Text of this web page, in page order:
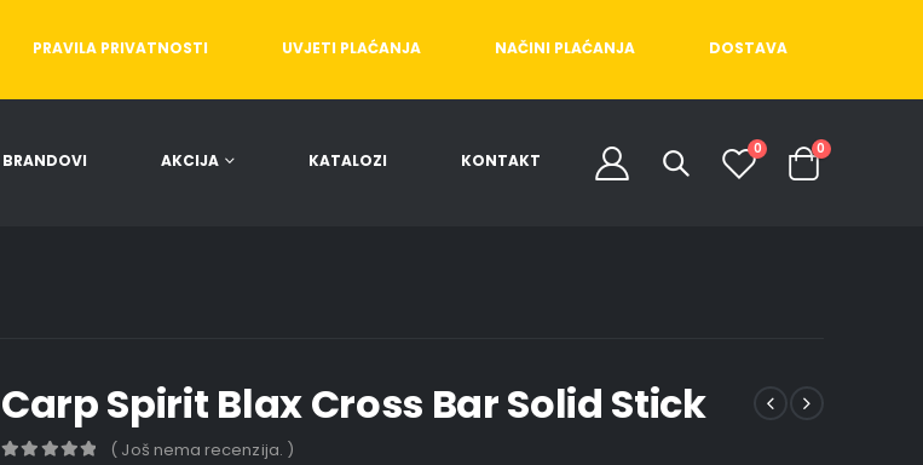
PRAVILA PRIVATNOSTI UVJETI PLAĆANJA NAČINI PLAĆANJA DOSTAVA
BRANDOVI AKCIJA KATALOZI KONTAKT
0 0
Carp Spirit Blax Cross Bar Solid Stick
( Još nema recenzija. )